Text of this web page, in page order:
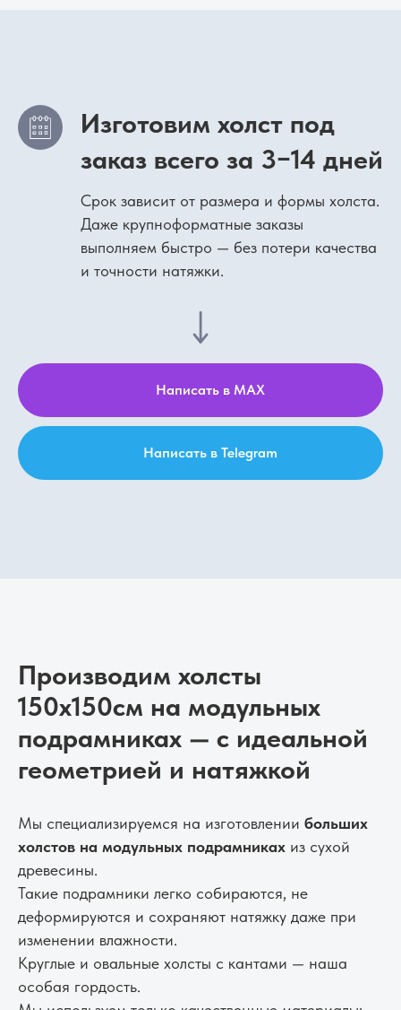
Изготовим холст под
заказ всего за 3−14 дней
Срок зависит от размера и формы холста.
Даже крупноформатные заказы
выполняем быстро — без потери качества
и точности натяжки.
Написать в MAX
Написать в Telegram
Производим холсты
150х150см на модульных
подрамниках — с идеальной
геометрией и натяжкой
Мы специализируемся на изготовлении больших
холстов на модульных подрамниках из сухой
древесины.
Такие подрамники легко собираются, не
деформируются и сохраняют натяжку даже при
изменении влажности.
Круглые и овальные холсты с кантами — наша
особая гордость.